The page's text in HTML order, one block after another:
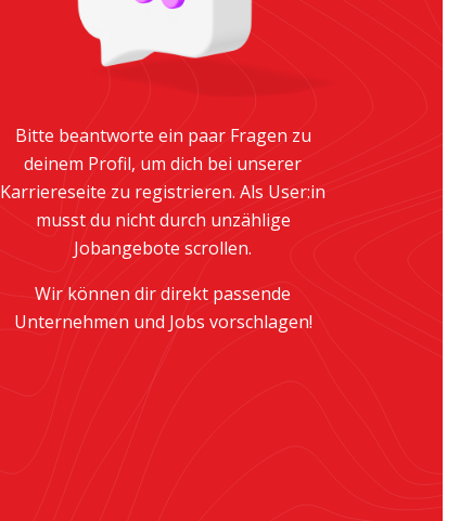
Bitte beantworte ein paar Fragen zu
deinem Profil, um dich bei unserer
Karriereseite zu registrieren. Als User:in
musst du nicht durch unzählige
Jobangebote scrollen.
Wir können dir direkt passende
Unternehmen und Jobs vorschlagen!